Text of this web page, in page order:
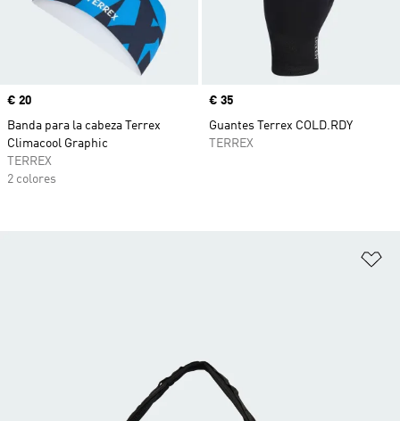
Precio
€ 20
Banda para la cabeza Terrex
Climacool Graphic
TERREX
2 colores
Precio
€ 35
Guantes Terrex COLD.RDY
TERREX